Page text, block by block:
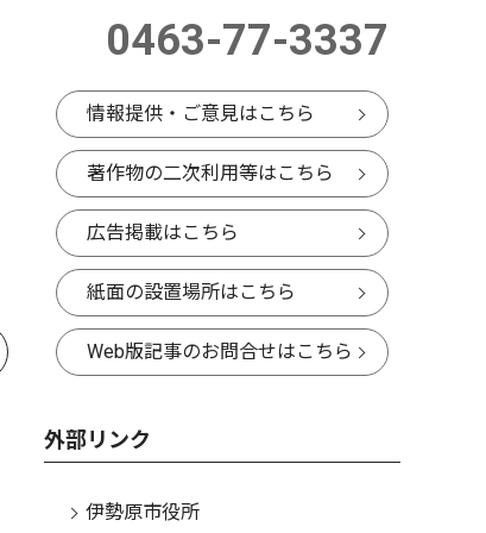
0463-77-3337
情報提供・ご意見はこちら
著作物の二次利用等はこちら
広告掲載はこちら
紙面の設置場所はこちら
Web版記事のお問合せはこちら
外部リンク
伊勢原市役所